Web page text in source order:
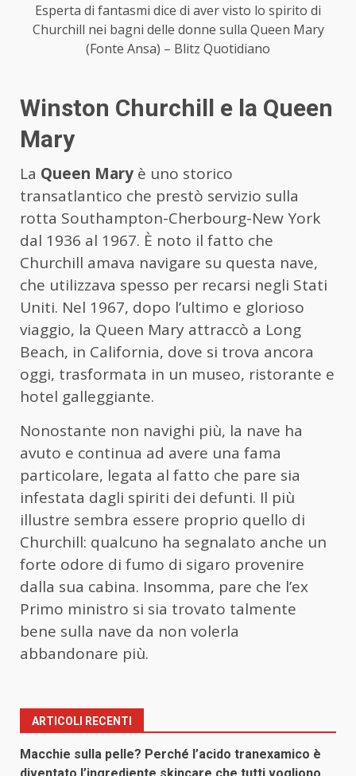
Esperta di fantasmi dice di aver visto lo spirito di
Churchill nei bagni delle donne sulla Queen Mary
(Fonte Ansa) – Blitz Quotidiano
Winston Churchill e la Queen
Mary
La Queen Mary è uno storico
transatlantico che prestò servizio sulla
rotta Southampton-Cherbourg-New York
dal 1936 al 1967. È noto il fatto che
Churchill amava navigare su questa nave,
che utilizzava spesso per recarsi negli Stati
Uniti. Nel 1967, dopo l’ultimo e glorioso
viaggio, la Queen Mary attraccò a Long
Beach, in California, dove si trova ancora
oggi, trasformata in un museo, ristorante e
hotel galleggiante.
Nonostante non navighi più, la nave ha
avuto e continua ad avere una fama
particolare, legata al fatto che pare sia
infestata dagli spiriti dei defunti. Il più
illustre sembra essere proprio quello di
Churchill: qualcuno ha segnalato anche un
forte odore di fumo di sigaro provenire
dalla sua cabina. Insomma, pare che l’ex
Primo ministro si sia trovato talmente
bene sulla nave da non volerla
abbandonare più.
ARTICOLI RECENTI
Macchie sulla pelle? Perché l’acido tranexamico è
diventato l’ingrediente skincare che tutti vogliono